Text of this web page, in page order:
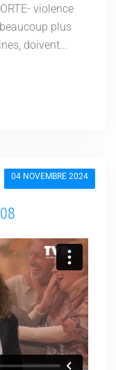
violence
plus
doivent...
04 NOVEMBRE 2024